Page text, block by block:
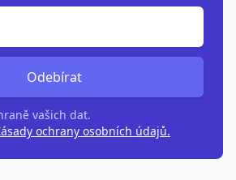
Odebírat
vašich dat.
ochrany osobních údajů.